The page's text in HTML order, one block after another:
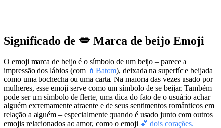
Significado de 💋 Marca de beijo Emoji
O emoji marca de beijo é o símbolo de um beijo – parece a
impressão dos lábios (com 💄Batom), deixada na superfície beijada
como uma bochecha ou uma carta. Na maioria das vezes usado por
mulheres, esse emoji serve como um símbolo de se beijar. Também
pode ser um símbolo de flerte, uma dica do fato de o usuário achar
alguém extremamente atraente e de seus sentimentos românticos em
relação a alguém – especialmente quando é usado junto com outros
emojis relacionados ao amor, como o emoji 💕 dois corações.